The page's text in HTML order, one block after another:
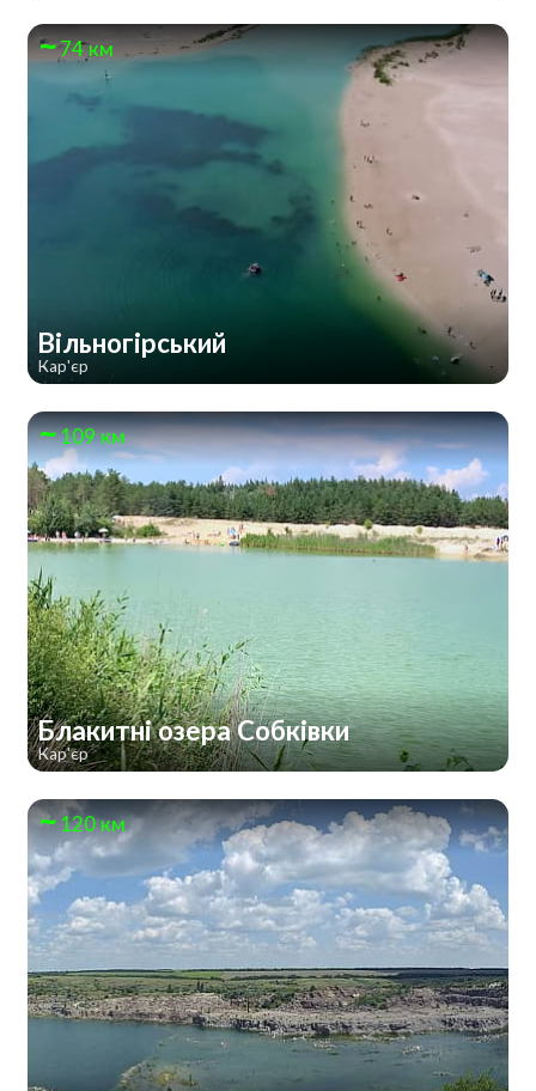
74 км
Вільногірський
Кар'єр
109 км
Блакитні озера Собківки
Кар'єр
120 км